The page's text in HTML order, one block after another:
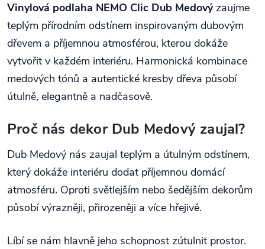
Vinylová podlaha NEMO Clic Dub Medovýzaujme
teplým přírodním odstínem inspirovaným dubovým
dřevem a příjemnou atmosférou, kterou dokáže
vytvořit v každém interiéru. Harmonická kombinace
medových tónů a autentické kresby dřeva působí
útulně, elegantně a nadčasově.
Proč nás dekor Dub Medový zaujal?
Dub Medový nás zaujal teplým a útulným odstínem,
který dokáže interiéru dodat příjemnou domácí
atmosféru. Oproti světlejším nebo šedějším dekorům
působí výrazněji, přirozeněji a více hřejivě.
Líbí se nám hlavně jeho schopnost zútulnit prostor.